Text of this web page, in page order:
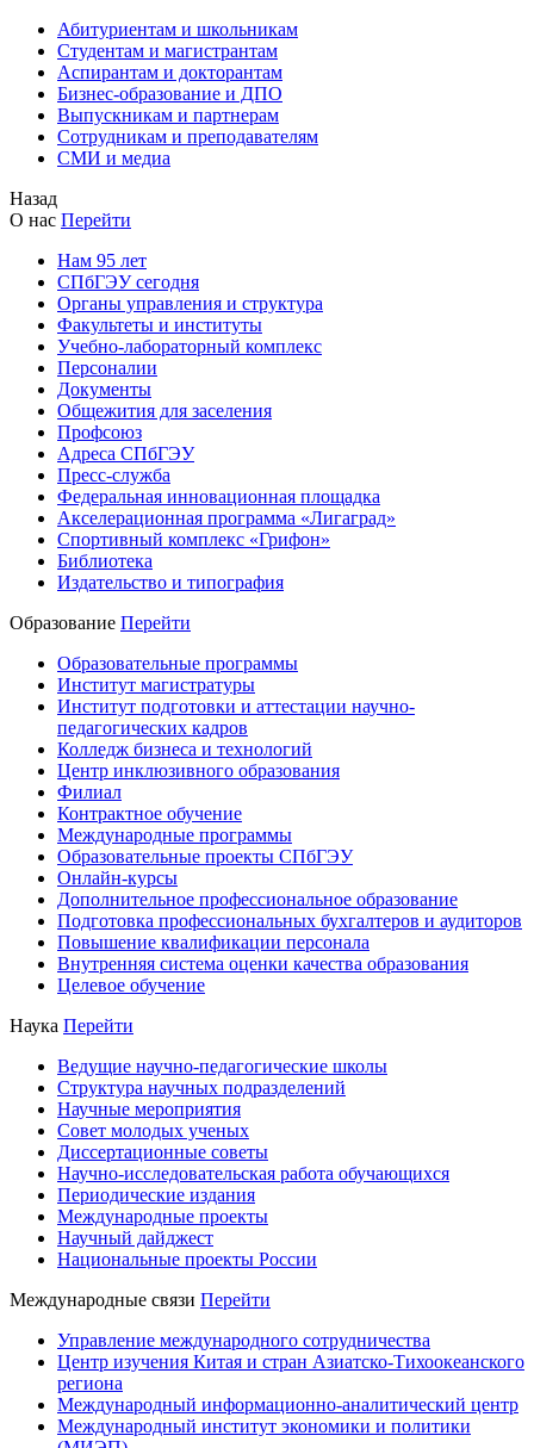
Абитуриентам и школьникам
Студентам и магистрантам
Аспирантам и докторантам
Бизнес-образование и ДПО
Выпускникам и партнерам
Сотрудникам и преподавателям
СМИ и медиа
Назад
О нас Перейти
Нам 95 лет
СПбГЭУ сегодня
Органы управления и структура
Факультеты и институты
Учебно-лабораторный комплекс
Персоналии
Документы
Общежития для заселения
Профсоюз
Адреса СПбГЭУ
Пресс-служба
Федеральная инновационная площадка
Акселерационная программа «Лигаград»­­
Спортивный комплекс «Грифон»
Библиотека
Издательство и типография
Образование Перейти
Образовательные программы
Институт магистратуры
Институт подготовки и аттестации научно-
педагогических кадров
Колледж бизнеса и технологий
Центр инклюзивного образования
Филиал
Контрактное обучение
Международные программы
Образовательные проекты СПбГЭУ
Онлайн-курсы
Дополнительное профессиональное образование
Подготовка профессиональных бухгалтеров и аудиторов
Повышение квалификации персонала
Внутренняя система оценки качества образования
Целевое обучение
Наука Перейти
Ведущие научно-педагогические школы
Структура научных подразделений
Научные мероприятия
Совет молодых ученых
Диссертационные советы
Научно-исследовательская работа обучающихся
Периодические издания
Международные проекты
Научный дайджест
Национальные проекты России
Международные связи Перейти
Управление международного сотрудничества
Центр изучения Китая и стран Азиатско-Тихоокеанского
региона
Международный информационно-аналитический центр
Международный институт экономики и политики